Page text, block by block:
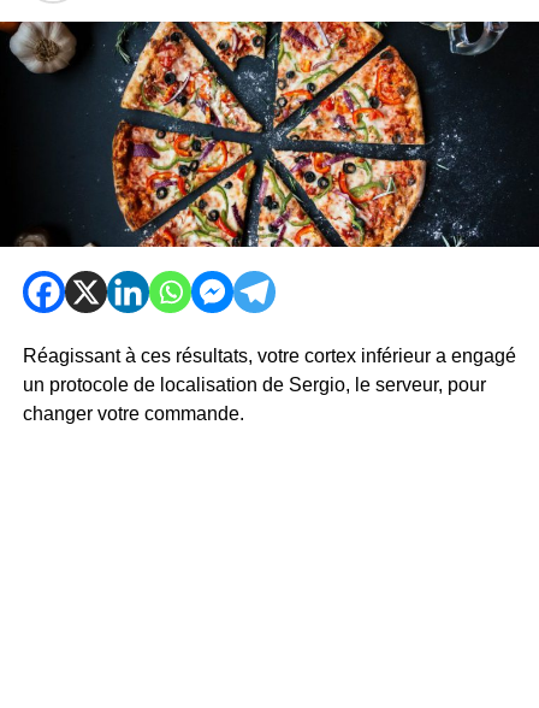
Réagissant à ces résultats, votre cortex inférieur a engagé
un protocole de localisation de Sergio, le serveur, pour
changer votre commande.